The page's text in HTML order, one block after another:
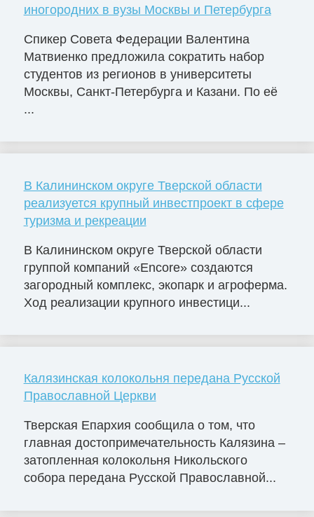
иногородних в вузы Москвы и Петербурга
Спикер Совета Федерации Валентина
Матвиенко предложила сократить набор
студентов из регионов в университеты
Москвы, Санкт-Петербурга и Казани. По её
...
В Калининском округе Тверской области
реализуется крупный инвестпроект в сфере
туризма и рекреации
В Калининском округе Тверской области
группой компаний «Encore» создаются
загородный комплекс, экопарк и агроферма.
Ход реализации крупного инвестици...
Калязинская колокольня передана Русской
Православной Церкви
Тверская Епархия сообщила о том, что
главная достопримечательность Калязина –
затопленная колокольня Никольского
собора передана Русской Православной...